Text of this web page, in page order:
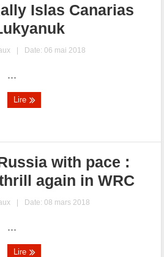
Islas Canarias
| Date: 06 mai 2018
...
Lire
with pace :
again in WRC
| Date: 08 mars 2018
...
Lire